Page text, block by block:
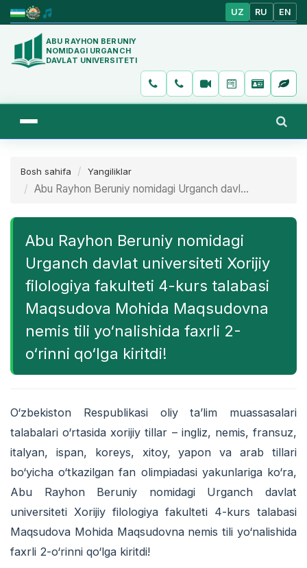
UZ RU EN
ABU RAYHON BERUNIY
NOMIDAGI URGANCH
DAVLAT UNIVERSITETI
Bosh sahifa Yangiliklar
Abu Rayhon Beruniy nomidagi Urganch davl...
Abu Rayhon Beruniy nomidagi
Urganch davlat universiteti Xorijiy
filologiya fakulteti 4-kurs talabasi
Maqsudova Mohida Maqsudovna
nemis tili yo‘nalishida faxrli 2-
o‘rinni qo‘lga kiritdi!
O‘zbekiston Respublikasi oliy ta’lim muassasalari
talabalari o‘rtasida xorijiy tillar – ingliz, nemis, fransuz,
italyan, ispan, koreys, xitoy, yapon va arab tillari
bo‘yicha o‘tkazilgan fan olimpiadasi yakunlariga ko‘ra,
Abu Rayhon Beruniy nomidagi Urganch davlat
universiteti Xorijiy filologiya fakulteti 4-kurs talabasi
Maqsudova Mohida Maqsudovna nemis tili yo‘nalishida
faxrli 2-o‘rinni qo‘lga kiritdi!